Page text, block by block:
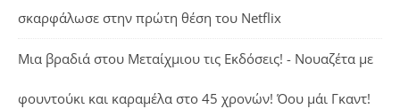
σκαρφάλωσε στην πρώτη θέση του Netflix
Μια βραδιά στου Μεταίχμιου τις Εκδόσεις! - Νουαζέτα με
φουντούκι και καραμέλα στο 45 χρονών! Όου μάι Γκαντ!